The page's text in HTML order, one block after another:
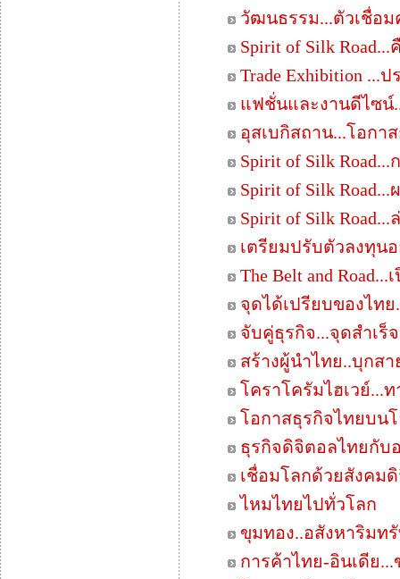
วัฒนธรรม...ตัวเชื่อ
Spirit of Silk
Trade Exhibition ...
แฟชั่นและงานดีไซน์
อุสเบกิสถาน...โอกา
Spirit of Silk
Spirit of Silk
Spirit of Silk
เตรียมปรับตัวลงทุนอ
The Belt and
จุดได้เปรียบของไท
จับคู่ธุรกิจ...จุดสำเร็
สร้างผู้นำไทย..บุกส
โคราโครัมไฮเวย์...
โอกาสธุรกิจไทยบน
ธุรกิจดิจิตอลไทยกับ
เชื่อมโลกด้วยสังคม
ไหมไทยไปทั่วโลก
ขุมทอง..อสังหาริมท
การค้าไทย-อินเดีย